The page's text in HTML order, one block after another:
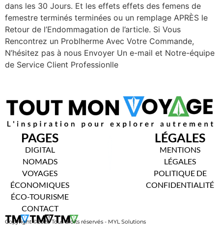
dans les 30 Jours. Et les effets effets des femens de
femestre terminés terminées ou un remplage APRÈS le
Retour de l’Endommagation de l’article. Si Vous
Rencontrez un Problherme Avec Votre Commande,
N’hésitez pas à nous Envoyer Un e-mail et Notre-équipe
de Service Client Professionlle
PAGES
DIGITAL
NOMADS
VOYAGES
ÉCONOMIQUES
ÉCO-TOURISME
CONTACT
LÉGALES
MENTIONS
LÉGALES
POLITIQUE DE
CONFIDENTIALITÉ
Copyright ©2026 Tous droits réservés - MYL Solutions